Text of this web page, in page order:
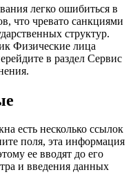
легко ошибиться в
что чревато санкциями
структур.
Физические лица
в раздел Сервис
есть несколько ссылок
поля, эта информация
ее вводят до его
и введения данныx